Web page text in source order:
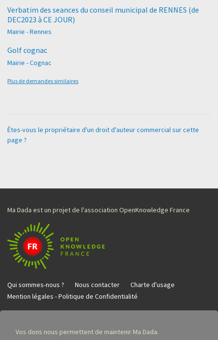
Verbatim des seances du conseil municipal de RENNES (de
DEC2023 à CE JOUR)
Mairie - Rennes
Golf cognac
Mairie - Cognac
Plus de demandes similaires
Êtes-vous le propriétaire d'un droit d'auteur commercial sur cette
page ?
Ma Dada est un projet de l'association OpenKnowledge France
Qui sommes-nous ? Nous contacter
Charte d'usage
Mention légales - Politique de Confidentialité
Vos dons nous permettent de maintenir Ma Dada.